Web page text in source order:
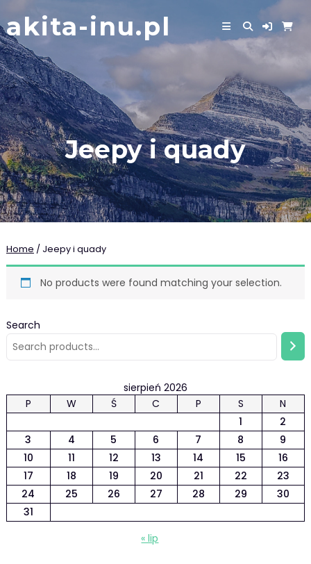
to
content
akita-inu.pl
Jeepy i quady
Home / Jeepy i quady
No products were found matching your selection.
Search
sierpień 2026
P
W Ś C P S
N
1
2
3
4 5 6 7 8
9
10
11 12 13 14 15
16
17
18 19 20 21 22
23
24
25 26 27 28 29
30
31
« lip